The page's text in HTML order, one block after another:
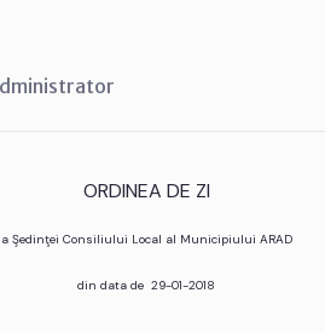
ORDINEA DE ZI
a Şedinţei Consiliului Local al Municipiului ARAD
din data de 29-01-2018